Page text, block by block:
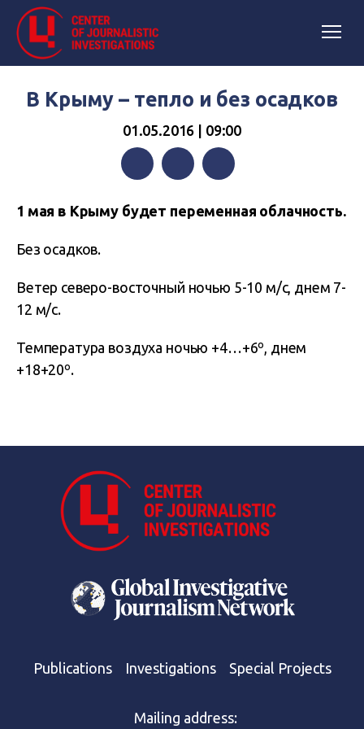
В Крыму – тепло и без осадков
01.05.2016 | 09:00
1 мая в Крыму будет переменная облачность.
Без осадков.
Ветер северо-восточный ночью 5-10 м/с, днем 7-
12 м/с.
Температура воздуха ночью +4…+6º, днем
+18+20º.
Publications Investigations Special Projects
Mailing address: